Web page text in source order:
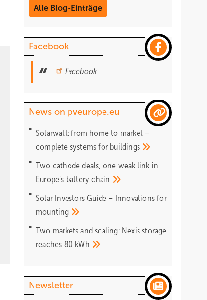
Alle Blog-Einträge
Facebook
Facebook
News on pveurope.eu
Solarwatt: from home to market –
complete systems for buildings
Two cathode deals, one weak link in
Europe's batterychain
Solar Investors Guide – Innovations for
mounting
Two markets and scaling: Nexis storage
reaches 80 kWh
Newsletter